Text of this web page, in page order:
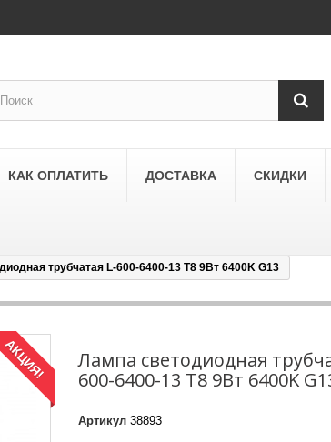
SCHNEIDER ELECTRIC
LEZARD
Lezard Deriy
КАК ОПЛАТИТЬ ДОСТАВКА СКИДКИ
трубчатая L-600-6400-13 T8 9Вт 6400K G13
АКЦИЯ!
Лампа светодиодная
600-6400-13 T8 9Вт 6400K
Артикул 38893